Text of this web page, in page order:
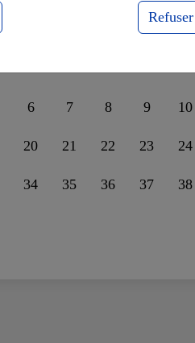
6 7 8 9 10
20 21 22 23 24
34 35 36 37 38